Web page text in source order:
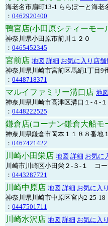
海老名市扇町13-1 ららぽーと海老
： 0462920400
鴨宮店(小田原シティーモー
神奈川県小田原市前川１２０
： 0465452345
宮前店 地図 詳細 お気に入り店舗
神奈川県川崎市宮前区馬絹1丁目9
： 0448718371
マルイファミリー溝口店 地図
神奈川県川崎市高津区溝口１-４-１
： 0448222525
鎌倉店(コーナン鎌倉大船モ
神奈川県鎌倉市岡本１１８８番地１
： 0467421422
川崎小田栄店 地図 詳細 お気に
川崎市川崎区小田栄２‐３‐１ コ
： 0443287721
川崎中原店 地図 詳細 お気に入
神奈川県川崎市中原区宮内2-25-18
： 0447501711
川崎水沢店 地図 詳細 お気に入